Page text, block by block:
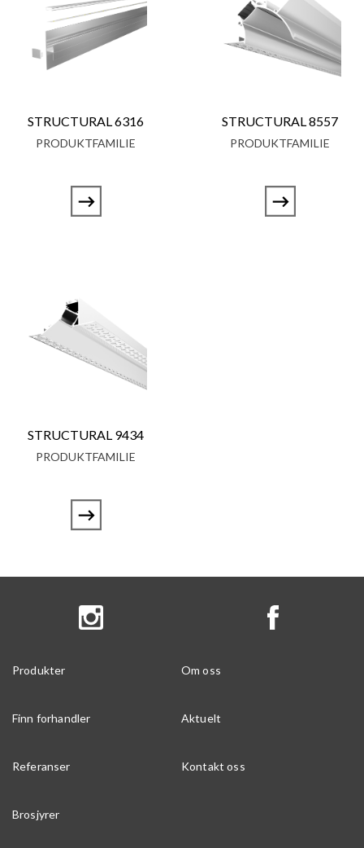
STRUCTURAL 6316
PRODUKTFAMILIE
STRUCTURAL 8557
PRODUKTFAMILIE
STRUCTURAL 9434
PRODUKTFAMILIE
Produkter Om oss
Finn forhandler Aktuelt
Referanser Kontakt oss
Brosjyrer